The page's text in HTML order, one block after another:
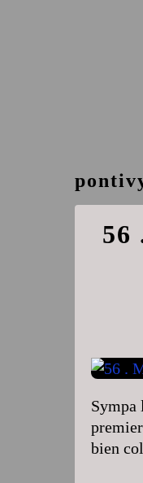
56
Sympa
bien